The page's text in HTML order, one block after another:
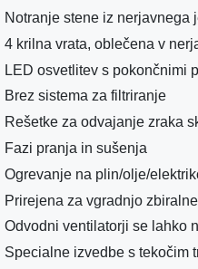
Notranje stene iz nerjavnega
4 krilna vrata, oblečena v
LED osvetlitev s pokončnimi
Brez sistema za filtriranje
Rešetke za odvajanje zraka
Fazi pranja in sušenja
Ogrevanje na plin/olje/
Prirejena za vgradnjo
Odvodni ventilatorji se lahko
Specialne izvedbe s tekočim